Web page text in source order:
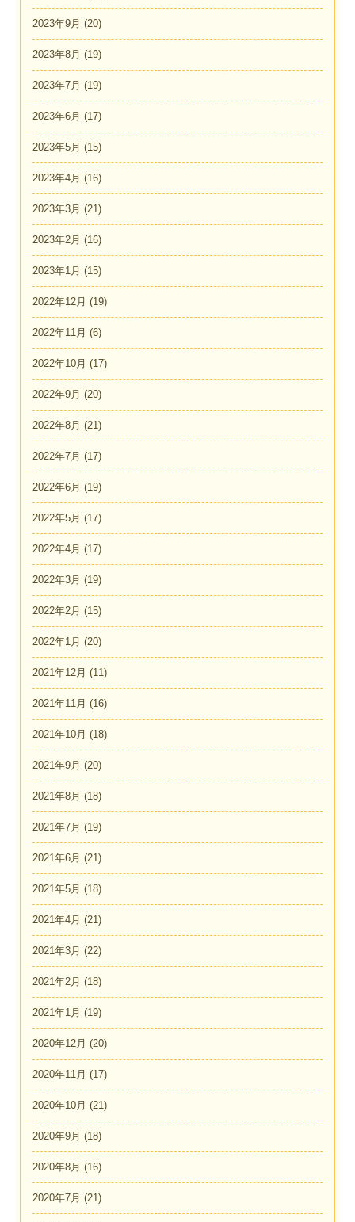
2023年9月 (20)
2023年8月 (19)
2023年7月 (19)
2023年6月 (17)
2023年5月 (15)
2023年4月 (16)
2023年3月 (21)
2023年2月 (16)
2023年1月 (15)
2022年12月 (19)
2022年11月 (6)
2022年10月 (17)
2022年9月 (20)
2022年8月 (21)
2022年7月 (17)
2022年6月 (19)
2022年5月 (17)
2022年4月 (17)
2022年3月 (19)
2022年2月 (15)
2022年1月 (20)
2021年12月 (11)
2021年11月 (16)
2021年10月 (18)
2021年9月 (20)
2021年8月 (18)
2021年7月 (19)
2021年6月 (21)
2021年5月 (18)
2021年4月 (21)
2021年3月 (22)
2021年2月 (18)
2021年1月 (19)
2020年12月 (20)
2020年11月 (17)
2020年10月 (21)
2020年9月 (18)
2020年8月 (16)
2020年7月 (21)